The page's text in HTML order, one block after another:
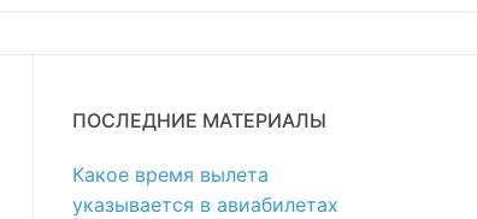
ПОСЛЕДНИЕ МАТЕРИАЛЫ
Какое время вылета
указывается в авиабилетах